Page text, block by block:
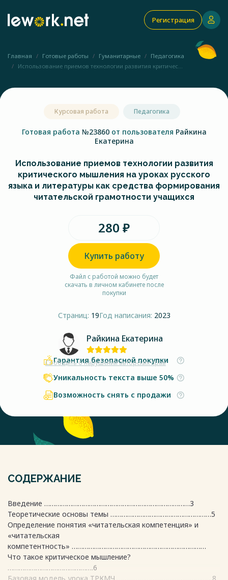
Регистрация
Главная Готовые работы Гуманитарные
Педагогика
Использование приемов технологии развития критичес...
Курсовая работа Педагогика
Готовая работа №23860 от пользователя Райкина
Екатерина
Использование приемов технологии развития
критического мышления на уроках русского
языка и литературы как средства формирования
читательской грамотности учащихся
280 ₽
Купить работу
Файл с работой можно будет
скачать в личном кабинете после
покупки
Страниц: 19Год написания: 2023
Райкина Екатерина
Сообщить о нарушении авторских прав
Гарантия безопасной покупки
Уникальность текста выше 50%
Возможность снять с продажи
СОДЕРЖАНИЕ
Введение ……………………………………………………………………3
Теоретические основы темы ………………………………………………5
Определение понятия «читательская компетенция» и
«читательская
компетентность» ………………………………………………………………
Что такое критическое мышление?
……………………………………….6